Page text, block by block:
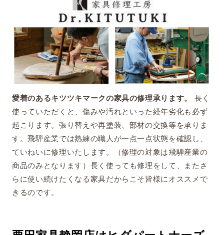
愛着のあるキツツキマークの家具の修理承ります。 長く
使っていただくと、傷みや汚れといった経年劣化も必ず
起こります。張り替えや再塗装、部材の交換等を承りま
す。飛騨産業では熟練の職人が一点一点状態を確認し、
ていねいに修理いたします。（修理の対象は飛騨産業の
商品のみとなります）長く使っても修理をして、またさ
らに使い続けたくなる家具だからこそ皆様にオススメで
きるのです。